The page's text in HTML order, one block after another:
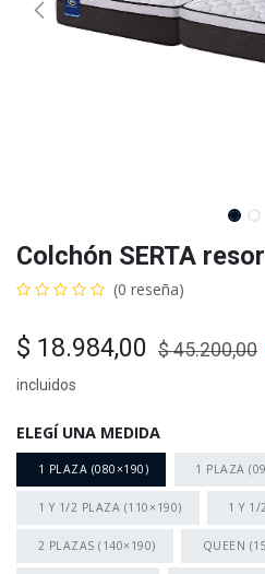
Colchón SERTA
(0 reseña)
$ 18.984,00 $45.200,00
incluidos
ELEGÍ UNA MEDIDA
1 PLAZA (080×190) 1 PLAZA
1 Y 1/2 PLAZA (110×190) 1 Y 1/
2 PLAZAS (140×190) QUEEN